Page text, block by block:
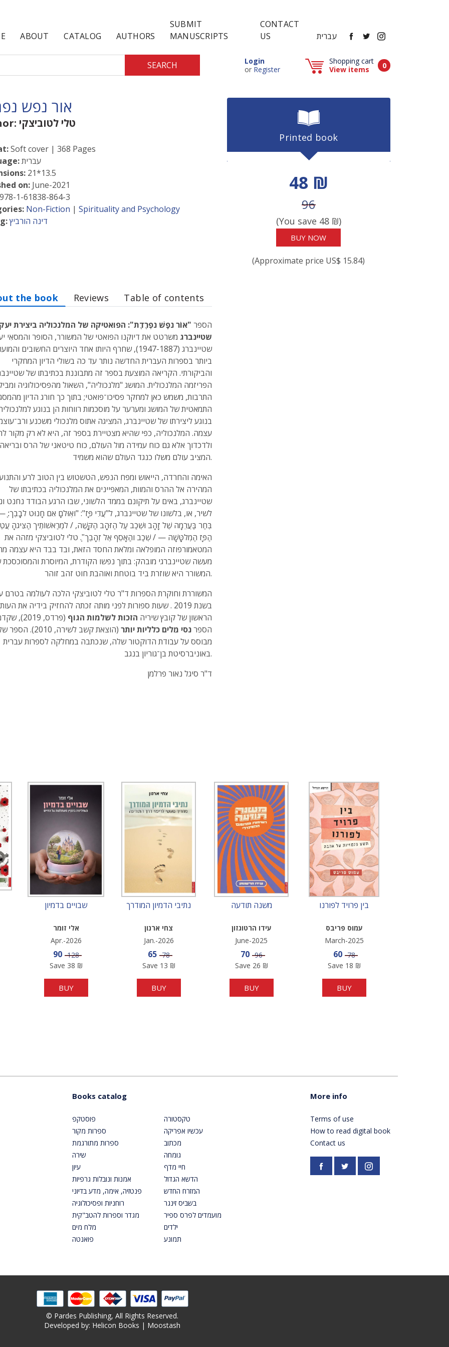
ABOUT CATALOG AUTHORS
SUBMIT
MANUSCRIPTS
CONTACT
US
עברית FACEBOOK
TWITTER
INSTAGRAM
SEARCH LoginPopup window (Can be closed by ESCAPE key)
or RegisterPopup window (Can be closed by ESCAPE key)
Shopping cart
View items
0Items in cart
אור נפש
טלי לטוביצקי
Soft cover | 368 Pages
עברית
21*13.5
on: June-2021
978-1-61838-864-3
Non-Fiction | Spirituality and Psychology
דינה הורביץ
Printed book
Discount price
48 ₪
Price before discount
96
(You save 48₪)
BUY NOW
(Approximate price US$ 15.84)
the book Reviews Table of contents
הספר "אוֹר נפֶֶשׁ נפְִרֶדֶת": הפואטיקה של המלנכוליה ביצירת
שטיינברג משרטט את דיוקנו הפואטי של המשורר, הסופר והמסאִי
שטיינברג (1947-1887), שחרף היותו אחד היוצרים החשובים
ביותר בספרות העברית החדשה נותר עד כה בשולי הדיון המחקרי
והביקורתי. הקריאה המוצעת בספר זה מתבוננת בכתיבתו של
הפריזמה המלנכולית. המושג "מלנכוליה", השאול מהפסיכולוגיה
התרבות, משמש כאן למחקר פסיכו־פואטי; בתוך כך חורג הדיון
התמאטית של המושג ומערער על מוסכמות רווחות הן בנוגע
בנוגע ליצירתו של שטיינברג, המציגה אתוס מלנכולי משכנע
עצמה. המלנכוליה, כפי שהיא מצטיירת בספר זה, היא לא רק מקור
ולדכדוך אלא גם כוח עמידה מול העולם, כוח טיטאני של הרס ובריאה
המציב עולם משלו כנגד העולם שהוא משמיד.
האימה והחרדה, הייאוש ומפח הנפש, הטשטוש בין הטוב לרע
המהירה אל ההרס והמוות, המאפיינים את המלנכוליה בכתיבתו של
שטיינברג, באים על תיקונם בממד הלשוני, שבו הרגע הבודד נחנט
לשיר, או, בלשונו של שטיינברג, ל"עֲדִי פָּז": "ואְוּלםָ אִם חָנוּט לבְָבְך:ָ
בְּחַר בַּעֲרֵמָה שֶׁל זָהָב וּשְׁכַב עַל הַזּהָָב הַקָּשֶׁה, / למְִרַאשׁוֹתֶיך הַצִּיגהָ
הַפָּז הַמְלטָֻּשָׁה — / שְׁכַב והְֵאָסֵף אֶל זְהָבְך"ָ. טלי לטוביצקי מזהה את
המטאמורפוזה המופלאה ומלאת החסד הזאת, ובד בבד היא עצמה
מעשה שטיינברגי מובהק: בתוך נפשו הקודרת, המיוסרת
המשורר היא שוזרת ביד בוטחת ואוהבת חוט זהב זוהר.
המשוררת וחוקרת הספרות ד"ר טלי לטוביצקי הלכה לעולמה בטרם
בשנת 2019 . שעות ספורות לפני מותה זכתה להחזיק בידיה את
הראשון של קובץ שיריה הזכות לשלמות הגוף
(פרדס, 2019),
הספרנסי מִלים כלליות יותר
(הוצאת קשב לשירה,
מבוסס על עבודת הדוקטור שלה, שנכתבה במחלקה לספרות עברית
באוניברסיטת בן־גוריון בנגב.
ד"ר סיגל נאור פרלמן
שבויים בדמיון
אלי זומר
Apr.-2026
Sale price
90 Price
128
Save 38 ₪
BUY
נתיבי הדמיון המודרך
צחי ארנון
Jan.-2026
Sale price
65 Price
78
Save 13 ₪
BUY
משנה תודעה
עידו הרטוגזון
June-2025
Sale price
70 Price
96
Save 26 ₪
BUY
בין פרויד לפורנו
עמוס פריבס
March-2025
Sale price
60 Price
78
Save 18 ₪
BUY
Books catalog
פוסטקפ
ספרות מקור
ספרות מתורגמת
שירה
עיון
אמנות ונובלות גרפיות
פנטזיה, אימה, מדע בדיוני
רוחניות ופסיכולוגיה
מגדר וספרות להטב"קית
מלח מים
פואנטה
טקסטורה
עכשיו אפריקה
מכתוב
גומחה
חיי מדף
הדשא הגדול
המזרח החדש
בשביס זינגר
מועמדים לפרס ספיר
ילדים
תמונע
More info
Terms of use
How to read digital book
Contact us
Facebookhttps://twitter.com/
Instagram
© Pardes Publishing, All Rights Reserved.
Developed by: ׁHelicon Books | Moostash